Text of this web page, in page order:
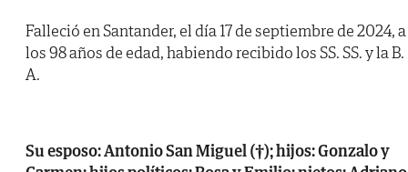
Falleció en Santander, el día 17 de septiembre de 2024, a
los 98 años de edad, habiendo recibido los SS. SS. y la B.
A.
Su esposo: Antonio San Miguel (†); hijos: Gonzalo y